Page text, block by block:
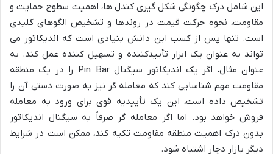
این شامل درک چگونگی شکل گیری کندل ها، اهمیت سطوح حمایت و
مقاومت، نحوه حرکت قیمت در روندها و تشخیص الگوهای کلیدی
است. تنها پس از کسب این دانش بنیادی است که اندیکاتور می
تواند به عنوان یک ابزار تأییدکننده و تسهیل کننده عمل کند. به
عنوان مثال، اگر یک اندیکاتور سیگنال Pin Bar را در یک منطقه
مقاومت مهم شناسایی کند که معامله گر نیز به صورت دستی آن را
تشخیص داده است، این یک تأییدیه قوی برای ورود به معامله
فروش خواهد بود. اما اگر معامله گر صرفاً به سیگنال اندیکاتور
بدون درک اهمیت منطقه مقاومت تکیه کند، ممکن است در شرایط
دیگر بازار دچار اشتباه شود.